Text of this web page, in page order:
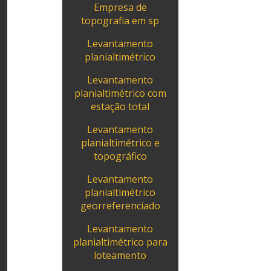
Empresa de
topografia em sp
Levantamento
planialtimétrico
Levantamento
planialtimétrico com
estação total
Levantamento
planialtimétrico e
topográfico
Levantamento
planialtimétrico
georreferenciado
Levantamento
planialtimétrico para
loteamento